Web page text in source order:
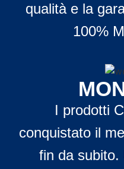
qualità e la
100%
I prodotti
conquistato il
fin da subito.